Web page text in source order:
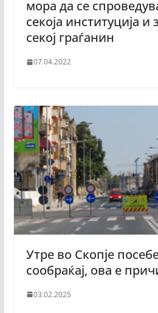
мора да се
секоја институција и
секој граѓанин
07.04.2022
Утре во Скопје
сообраќај, ова е
03.02.2025